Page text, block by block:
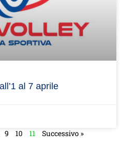
al 7 aprile
9 10 11 Successivo »